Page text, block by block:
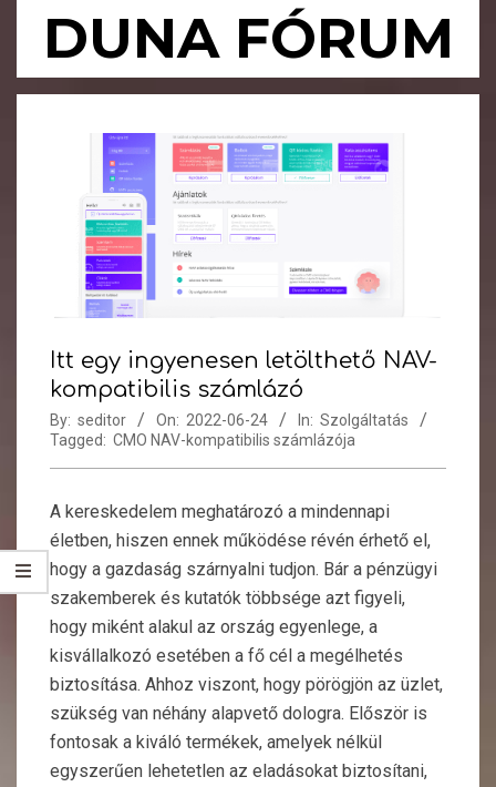
DUNA FÓRUM
Primary
Itt egy ingyenesen letölthető NAV-
kompatibilis számlázó
By: seditor On: 2022-06-24 In: Szolgáltatás
Tagged: CMO NAV-kompatibilis számlázója
A kereskedelem meghatározó a mindennapi
életben, hiszen ennek működése révén érhető el,
hogy a gazdaság szárnyalni tudjon. Bár a pénzügyi
szakemberek és kutatók többsége azt figyeli,
hogy miként alakul az ország egyenlege, a
kisvállalkozó esetében a fő cél a megélhetés
biztosítása. Ahhoz viszont, hogy pörögjön az üzlet,
szükség van néhány alapvető dologra. Először is
fontosak a kiváló termékek, amelyek nélkül
egyszerűen lehetetlen az eladásokat biztosítani,